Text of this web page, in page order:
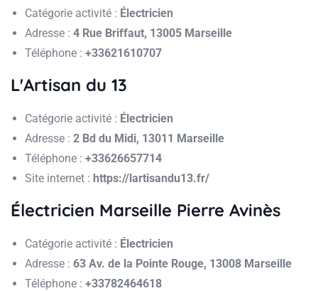
Catégorie activité : Électricien
Adresse : 4 Rue Briffaut, 13005 Marseille
Téléphone : +33621610707
L'Artisan du 13
Catégorie activité : Électricien
Adresse : 2 Bd du Midi, 13011 Marseille
Téléphone : +33626657714
Site internet : https://lartisandu13.fr/
Électricien Marseille Pierre Avinès
Catégorie activité : Électricien
Adresse : 63 Av. de la Pointe Rouge, 13008 Marseille
Téléphone : +33782464618